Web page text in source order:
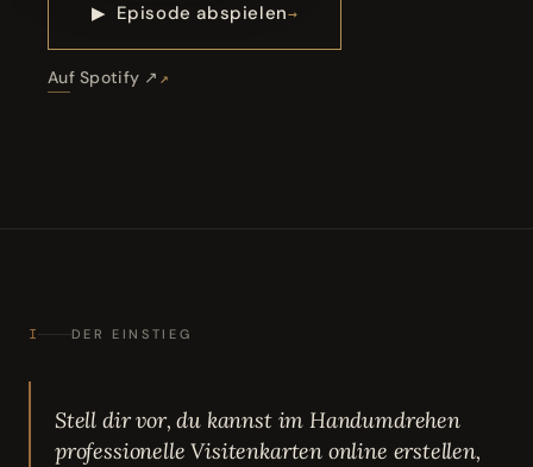
▶ Episode abspielen
Auf Spotify ↗
I DER EINSTIEG
Stell dir vor, du kannst im Handumdrehen
professionelle Visitenkarten online erstellen,